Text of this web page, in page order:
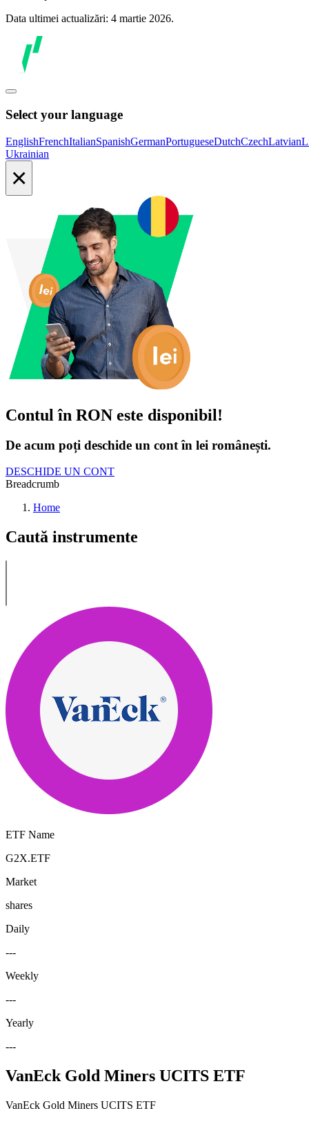
Data ultimei actualizări: 4 martie 2026.
Select your language
EnglishFrenchItalianSpanishGermanPortugueseDutchCzechLatvian
Ukrainian
×
Contul în RON este disponibil!
De acum poți deschide un cont în lei românești.
DESCHIDE UN CONT
Breadcrumb
Home
Caută instrumente
ETF Name
G2X.ETF
Market
shares
Daily
---
Weekly
---
Yearly
---
VanEck Gold Miners UCITS ETF
VanEck Gold Miners UCITS ETF